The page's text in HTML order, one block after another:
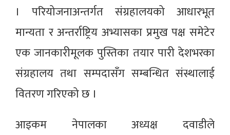
। परियोजनाअन्तर्गत संग्रहालयको आधारभूत
मान्यता र अन्तर्राष्ट्रिय अभ्यासका प्रमुख पक्ष समेटेर
एक जानकारीमूलक पुस्तिका तयार पारी देशभरका
संग्रहालय तथा सम्पदासँग सम्बन्धित संस्थालाई
वितरण गरिएको छ ।
आइकम नेपालका अध्यक्ष दवाडीले